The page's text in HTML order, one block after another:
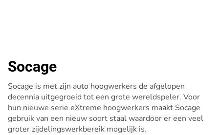
Socage
Socage is met zijn auto hoogwerkers de afgelopen
decennia uitgegroeid tot een grote wereldspeler. Voor
hun nieuwe serie eXtreme hoogwerkers maakt Socage
gebruik van een nieuw soort staal waardoor er een veel
groter zijdelingswerkbereik mogelijk is.